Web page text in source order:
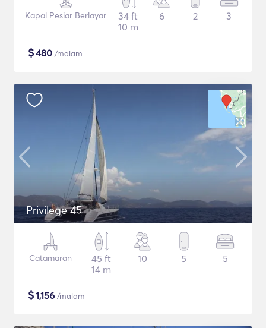
Kapal Pesiar Berlayar
34 ft
10 m
6 2 3
$480 /malam
Privilege 45
Catamaran
45 ft
14 m
10 5 5
$1,156 /malam